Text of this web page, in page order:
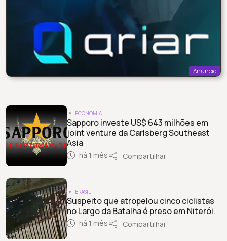
Anúncio
ECONOMIA
Sapporo investe US$ 643 milhões em
joint venture da Carlsberg Southeast
Asia
há 1 mês Compartilhar
BRASIL
Suspeito que atropelou cinco ciclistas
no Largo da Batalha é preso em Niterói.
há 1 mês Compartilhar